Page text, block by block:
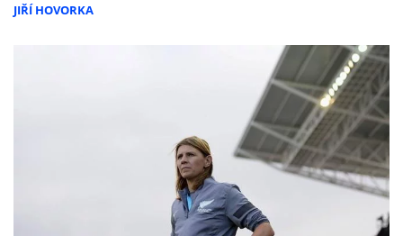
JIŘÍ HOVORKA